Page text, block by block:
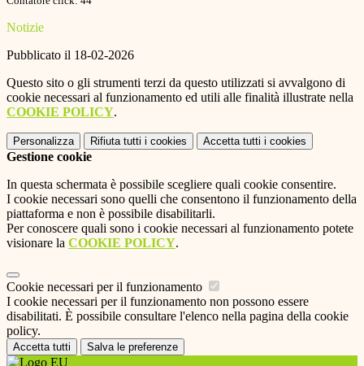
Notizie
Pubblicato il 18-02-2026
Questo sito o gli strumenti terzi da questo utilizzati si avvalgono di
cookie necessari al funzionamento ed utili alle finalità illustrate nella
COOKIE POLICY.
Personalizza Rifiuta tutti i cookies Accetta tutti i cookies
Gestione cookie
In questa schermata è possibile scegliere quali cookie consentire.
I cookie necessari sono quelli che consentono il funzionamento della
piattaforma e non è possibile disabilitarli.
Per conoscere quali sono i cookie necessari al funzionamento potete
visionare la COOKIE POLICY.
Cookie necessari per il funzionamento
I cookie necessari per il funzionamento non possono essere
disabilitati. È possibile consultare l'elenco nella pagina della cookie
policy.
Accetta tutti Salva le preferenze